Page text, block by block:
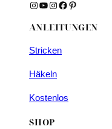
Instagram YouTube Instagram Facebook Pinterest
ANLEITUNGEN
Stricken
Häkeln
Kostenlos
SHOP